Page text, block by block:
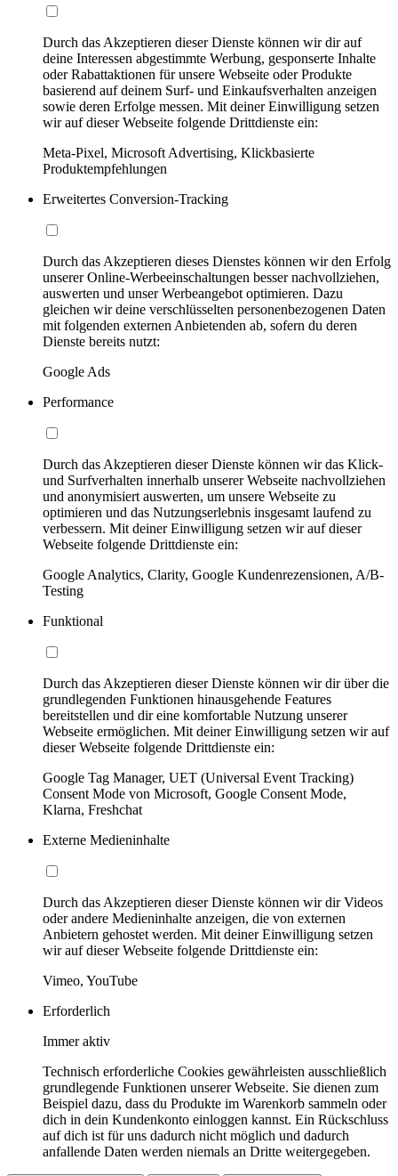
Durch das Akzeptieren dieser Dienste können wir dir auf
deine Interessen abgestimmte Werbung, gesponserte Inhalte
oder Rabattaktionen für unsere Webseite oder Produkte
basierend auf deinem Surf- und Einkaufsverhalten anzeigen
sowie deren Erfolge messen. Mit deiner Einwilligung setzen
wir auf dieser Webseite folgende Drittdienste ein:
Meta-Pixel, Microsoft Advertising, Klickbasierte
Produktempfehlungen
Erweitertes Conversion-Tracking
Durch das Akzeptieren dieses Dienstes können wir den Erfolg
unserer Online-Werbeeinschaltungen besser nachvollziehen,
auswerten und unser Werbeangebot optimieren. Dazu
gleichen wir deine verschlüsselten personenbezogenen Daten
mit folgenden externen Anbietenden ab, sofern du deren
Dienste bereits nutzt:
Google Ads
Performance
Durch das Akzeptieren dieser Dienste können wir das Klick-
und Surfverhalten innerhalb unserer Webseite nachvollziehen
und anonymisiert auswerten, um unsere Webseite zu
optimieren und das Nutzungserlebnis insgesamt laufend zu
verbessern. Mit deiner Einwilligung setzen wir auf dieser
Webseite folgende Drittdienste ein:
Google Analytics, Clarity, Google Kundenrezensionen, A/B-
Testing
Funktional
Durch das Akzeptieren dieser Dienste können wir dir über die
grundlegenden Funktionen hinausgehende Features
bereitstellen und dir eine komfortable Nutzung unserer
Webseite ermöglichen. Mit deiner Einwilligung setzen wir auf
dieser Webseite folgende Drittdienste ein:
Google Tag Manager, UET (Universal Event Tracking)
Consent Mode von Microsoft, Google Consent Mode,
Klarna, Freshchat
Externe Medieninhalte
Durch das Akzeptieren dieser Dienste können wir dir Videos
oder andere Medieninhalte anzeigen, die von externen
Anbietern gehostet werden. Mit deiner Einwilligung setzen
wir auf dieser Webseite folgende Drittdienste ein:
Vimeo, YouTube
Erforderlich
Immer aktiv
Technisch erforderliche Cookies gewährleisten ausschließlich
grundlegende Funktionen unserer Webseite. Sie dienen zum
Beispiel dazu, dass du Produkte im Warenkorb sammeln oder
dich in dein Kundenkonto einloggen kannst. Ein Rückschluss
auf dich ist für uns dadurch nicht möglich und dadurch
anfallende Daten werden niemals an Dritte weitergegeben.